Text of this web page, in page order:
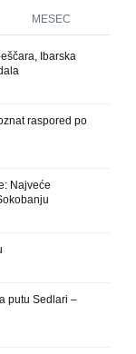
MESEC
Ibarska
raspored po
Najveće
putu Sedlari –